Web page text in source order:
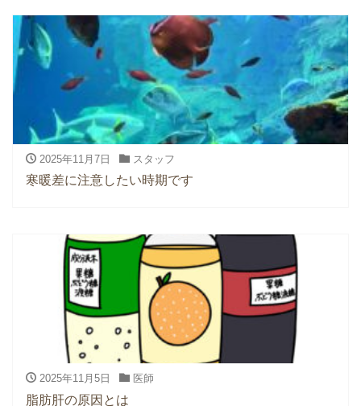
2025年11月7日 スタッフ
寒暖差に注意したい時期です
2025年11月5日 医師
脂肪肝の原因とは